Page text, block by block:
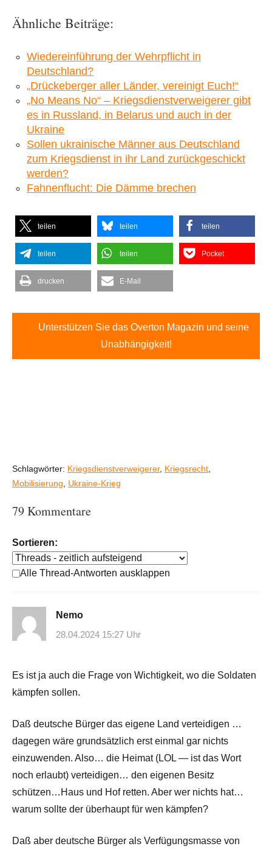
Ähnliche Beiträge:
Wiedereinführung der Wehrpflicht in
Deutschland?
„Drückeberger aller Länder, vereinigt Euch!“
„No Means No“ – Kriegsdienstverweigerer gibt
es in Russland, in Belarus und auch in der
Ukraine
Sollen ukrainische Männer aus Deutschland
zum Kriegsdienst in ihr Land zurückgeschickt
werden?
Fahnenflucht: Die Dämme brechen
teilen teilen teilen
teilen teilen Pocket
drucken E-Mail
Unterstützen Sie das Overton Magazin und seine
Unabhängigkeit!
Schlagwörter: Kriegsdienstverweigerer, Kriegsrecht,
Mobilisierung, Ukraine-Krieg
79 Kommentare
Sortieren:
Alle Thread-Antworten ausklappen
Nemo
28.04.2024 15:27 Uhr
Es ist ja auch die Frage von Wichtigkeit, wo die Soldaten
kämpfen sollen.
Daß deutsche Bürger das eigene Land verteidigen …
dagegen wäre grundsätzlich erst einmal gar nichts
einzuwenden. Also… die Heimat (LOL — ist das Wort
noch erlaubt) verteidigen… den eigenen Besitz
schützen…Haus und Hof retten. Aber wer nichts hat…
warum sollte der überhaupt für wen kämpfen?
Daß aber deutsche Bürger als Verfügungsmasse von